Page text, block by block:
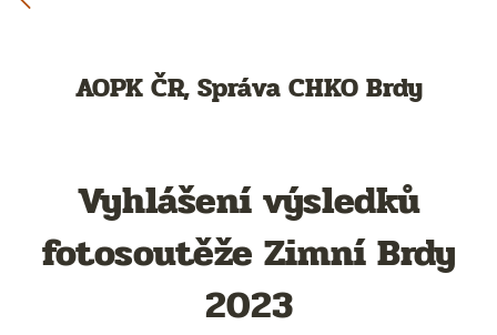
AOPK ČR, Správa CHKO Brdy
Vyhlášení výsledků
fotosoutěže Zimní Brdy
2023